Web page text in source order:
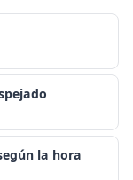
la hora